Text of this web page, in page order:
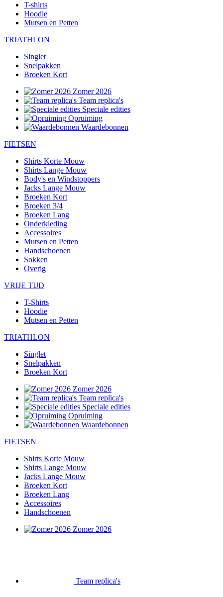
T-shirts
Hoodie
Mutsen en Petten
TRIATHLON
Singlet
Snelpakken
Broeken Kort
Zomer 2026
Team replica's
Speciale edities
Opruiming
Waardebonnen
FIETSEN
Shirts Korte Mouw
Shirts Lange Mouw
Body's en Windstoppers
Jacks Lange Mouw
Broeken Kort
Broeken 3/4
Broeken Lang
Onderkleding
Accessoires
Mutsen en Petten
Handschoenen
Sokken
Overig
VRIJE TIJD
T-Shirts
Hoodie
Mutsen en Petten
TRIATHLON
Singlet
Snelpakken
Broeken Kort
Zomer 2026
Team replica's
Speciale edities
Opruiming
Waardebonnen
FIETSEN
Shirts Korte Mouw
Shirts Lange Mouw
Jacks Lange Mouw
Broeken Kort
Broeken Lang
Accessoires
Handschoenen
Zomer 2026